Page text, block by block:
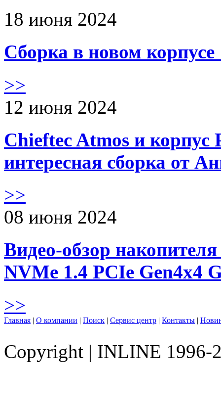
18 июня 2024
Сборка в новом
>>
12 июня 2024
Chieftec Atmos и корпус
интересная сборка от
>>
08 июня 2024
Видео-обзор
NVMe 1.4 PCIe Gen4х4
>>
Главная | О компании | Поиск | Сервис центр | Контакты |
Copyright | INLINE 1996-